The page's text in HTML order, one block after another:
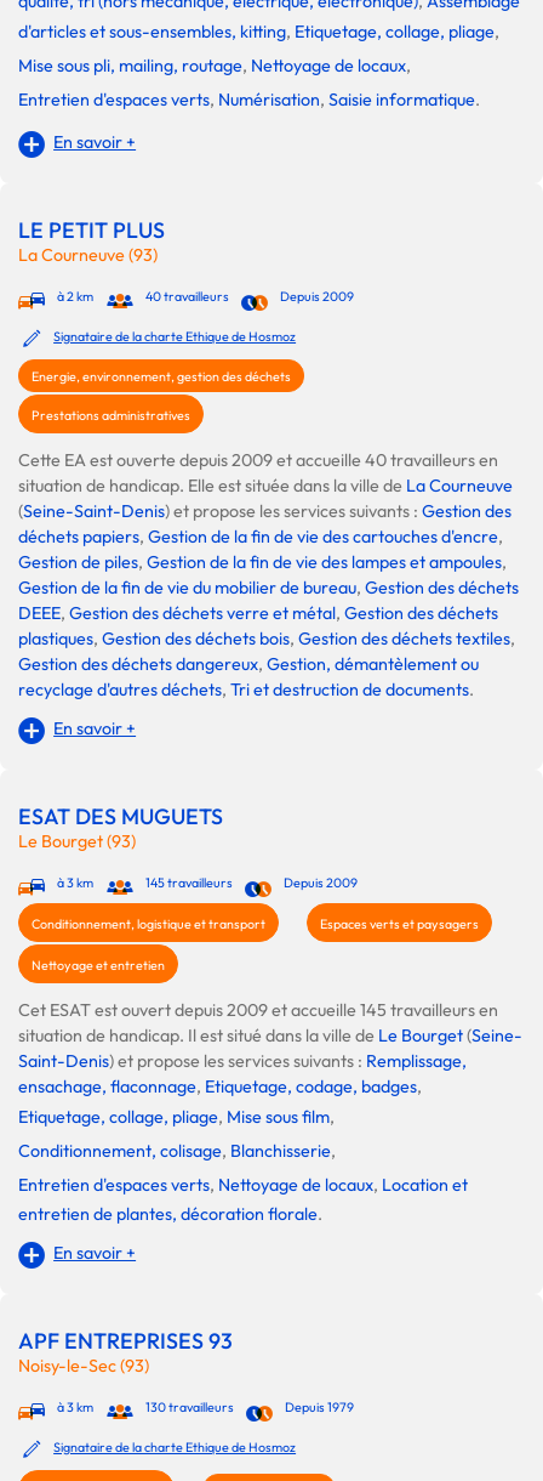
d'articles et sous-ensembles, kitting, Etiquetage, collage, pliage,
Mise sous pli, mailing, routage, Nettoyage de locaux,
Entretien d'espaces verts, Numérisation, Saisie informatique.
En savoir +
LE PETIT PLUS
La Courneuve (93)
à 2 km 40 travailleurs Depuis 2009
Signataire de la charte Ethique de Hosmoz
Energie, environnement, gestion des déchets
Prestations administratives
Cette EA est ouverte depuis 2009 et accueille 40 travailleurs en
situation de handicap. Elle est située dans la ville de La Courneuve
(Seine-Saint-Denis) et propose les services suivants : Gestion des
déchets papiers, Gestion de la fin de vie des cartouches d'encre,
Gestion de piles, Gestion de la fin de vie des lampes et ampoules,
Gestion de la fin de vie du mobilier de bureau, Gestion des déchets
DEEE, Gestion des déchets verre et métal, Gestion des déchets
plastiques, Gestion des déchets bois, Gestion des déchets textiles,
Gestion des déchets dangereux, Gestion, démantèlement ou
recyclage d'autres déchets, Tri et destruction de documents.
En savoir +
ESAT DES MUGUETS
Le Bourget (93)
à 3 km 145 travailleurs Depuis 2009
Conditionnement, logistique et transport Espaces verts et paysagers
Nettoyage et entretien
Cet ESAT est ouvert depuis 2009 et accueille 145 travailleurs en
situation de handicap. Il est situé dans la ville de Le Bourget(Seine-
Saint-Denis) et propose les services suivants : Remplissage,
ensachage, flaconnage, Etiquetage, codage, badges,
Etiquetage, collage, pliage, Mise sous film,
Conditionnement, colisage, Blanchisserie,
Entretien d'espaces verts, Nettoyage de locaux, Location et
entretien de plantes, décoration florale.
En savoir +
APF ENTREPRISES 93
Noisy-le-Sec (93)
à 3 km 130 travailleurs Depuis 1979
Signataire de la charte Ethique de Hosmoz